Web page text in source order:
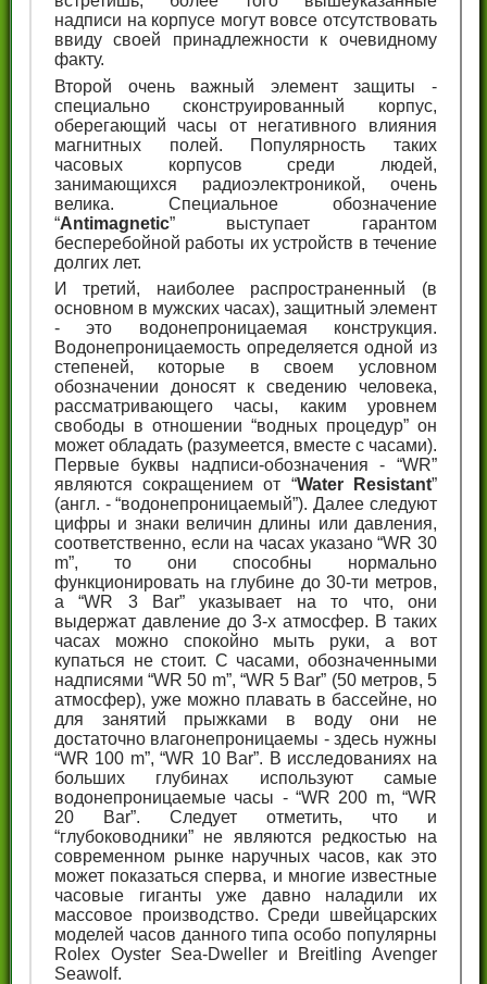
надписи на корпусе могут вовсе отсутствовать
ввиду своей принадлежности к очевидному
факту.
Второй очень важный элемент защиты -
специально сконструированный корпус,
оберегающий часы от негативного влияния
магнитных полей. Популярность таких
часовых корпусов среди людей,
занимающихся радиоэлектроникой, очень
велика. Специальное обозначение
“Antimagnetic” выступает гарантом
бесперебойной работы их устройств в течение
долгих лет.
И третий, наиболее распространенный (в
основном в мужских часах), защитный элемент
- это водонепроницаемая конструкция.
Водонепроницаемость определяется одной из
степеней, которые в своем условном
обозначении доносят к сведению человека,
рассматривающего часы, каким уровнем
свободы в отношении “водных процедур” он
может обладать (разумеется, вместе с часами).
Первые буквы надписи-обозначения - “WR”
являются сокращением от “Water Resistant”
(англ. - “водонепроницаемый”). Далее следуют
цифры и знаки величин длины или давления,
соответственно, если на часах указано “WR 30
m”, то они способны нормально
функционировать на глубине до 30-ти метров,
а “WR 3 Bar” указывает на то что, они
выдержат давление до 3-х атмосфер. В таких
часах можно спокойно мыть руки, а вот
купаться не стоит. С часами, обозначенными
надписями “WR 50 m”, “WR 5 Bar” (50 метров, 5
атмосфер), уже можно плавать в бассейне, но
для занятий прыжками в воду они не
достаточно влагонепроницаемы - здесь нужны
“WR 100 m”, “WR 10 Bar”. В исследованиях на
больших глубинах используют самые
водонепроницаемые часы - “WR 200 m, “WR
20 Bar”. Следует отметить, что и
“глубоководники” не являются редкостью на
современном рынке наручных часов, как это
может показаться сперва, и многие известные
часовые гиганты уже давно наладили их
массовое производство. Среди швейцарских
моделей часов данного типа особо популярны
Rolex Oyster Sea-Dweller и Breitling Avenger
Seawolf.